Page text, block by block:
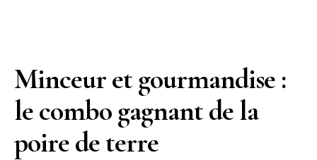
Minceur et gourmandise :
le combo gagnant de la
poire de terre